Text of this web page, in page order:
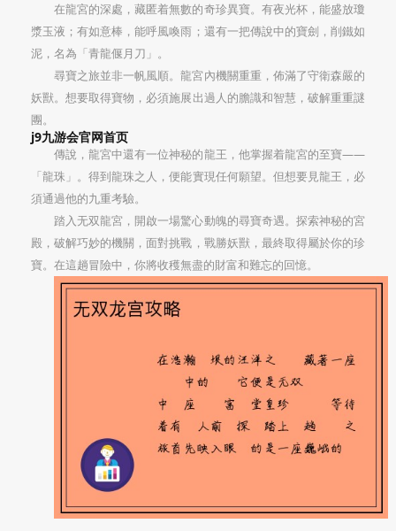
在龍宮的深處，藏匿着無數的奇珍異寶。有夜光杯，能盛放瓊
漿玉液；有如意棒，能呼風喚雨；還有一把傳說中的寶劍，削鐵如
泥，名為「青龍偃月刀」。
尋寶之旅並非一帆風順。龍宮內機關重重，佈滿了守衛森嚴的
妖獸。想要取得寶物，必須施展出過人的膽識和智慧，破解重重謎
團。
j9九游会官网首页
傳說，龍宮中還有一位神秘的龍王，他掌握着龍宮的至寶——
「龍珠」。得到龍珠之人，便能實現任何願望。但想要見龍王，必
須通過他的九重考驗。
踏入无双龍宮，開啟一場驚心動魄的尋寶奇遇。探索神秘的宮
殿，破解巧妙的機關，面對挑戰，戰勝妖獸，最終取得屬於你的珍
寶。在這趟冒險中，你將收穫無盡的財富和難忘的回憶。